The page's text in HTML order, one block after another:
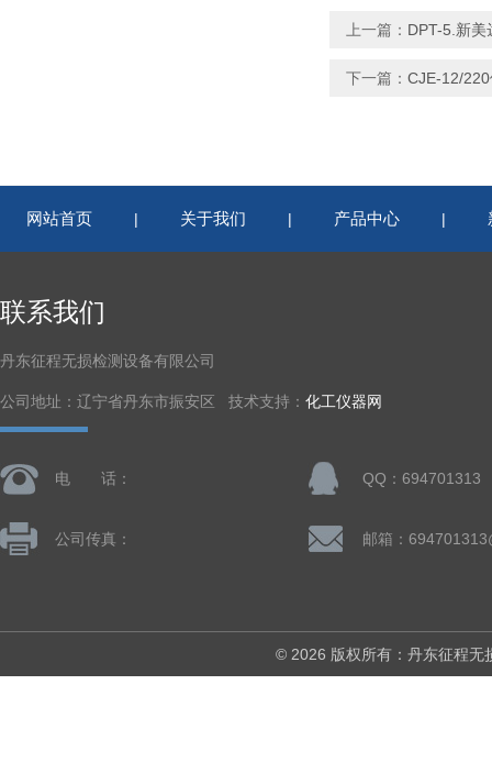
上一篇： DPT-5.新美
下一篇： CJE-12/
网站首页 | 关于我们 | 产品中心 |
联系我们
丹东征程无损检测设备有限公司
公司地址：辽宁省丹东市振安区 技术支持： 化工仪器网
电 话： QQ：694701313
公司传真： 邮箱：
© 2026 版权所有：丹东征程